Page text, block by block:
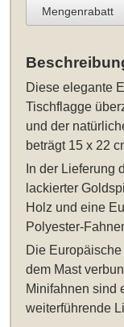
Mengenrabatt
Diese elegante
Tischflagge
und der
beträgt 15 x 22
In der Lieferung
lackierter
Holz und eine
Polyester-
Die
dem Mast
Minifahnen sind
weiterführende